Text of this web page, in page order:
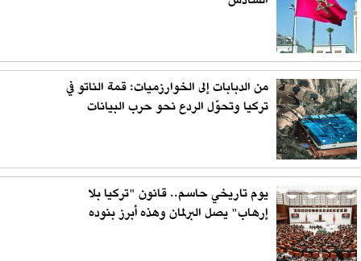
من الدبابات إلى الخوارزميات: قمة الناتو في
تركيا وتحوّل الردع نحو حرب البيانات
يوم تاريخي حاسم.. قانون "تركيا بلا
إرهاب" يصل البرلمان وهذه أبرز بنوده